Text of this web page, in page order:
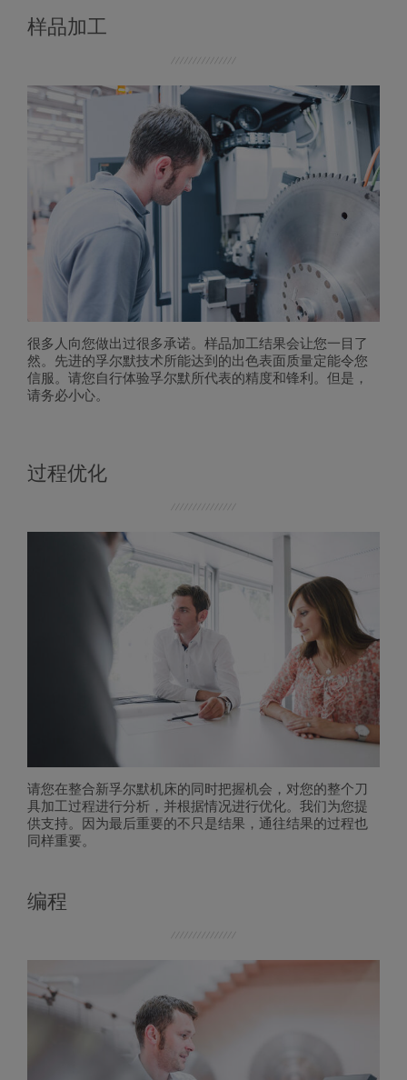
样品加工
很多人向您做出过很多承诺。样品加工结果会让您一目了
然。先进的孚尔默技术所能达到的出色表面质量定能令您
信服。请您自行体验孚尔默所代表的精度和锋利。但是，
请务必小心。
过程优化
请您在整合新孚尔默机床的同时把握机会，对您的整个刀
具加工过程进行分析，并根据情况进行优化。我们为您提
供支持。因为最后重要的不只是结果，通往结果的过程也
同样重要。
编程